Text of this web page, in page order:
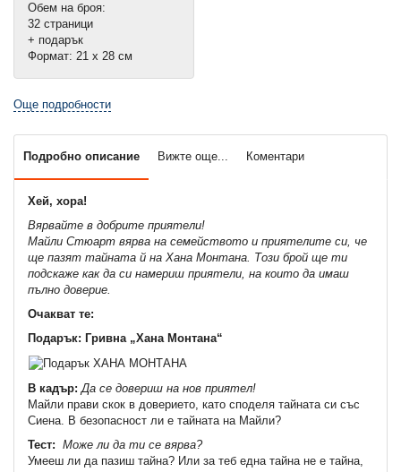
Обем на броя:
32 страници
+ подарък
Формат: 21 х 28 см
Още подробности
Подробно описание Вижте още... Коментари
Хей, хора!
Вярвайте в добрите приятели!
Майли Стюарт вярва на семейството и приятелите си, че
ще пазят тайната й на Хана Монтана. Този брой ще ти
подскаже как да си намериш приятели, на които да имаш
пълно доверие.
Очакват те:
Подарък: Гривна „Хана Монтана“
В кадър:Да се довериш на нов приятел!
Майли прави скок в доверието, като споделя тайната си със
Сиена. В безопасност ли е тайната на Майли?
Тест: Може ли да ти се вярва?
Умееш ли да пазиш тайна? Или за теб една тайна не е тайна,